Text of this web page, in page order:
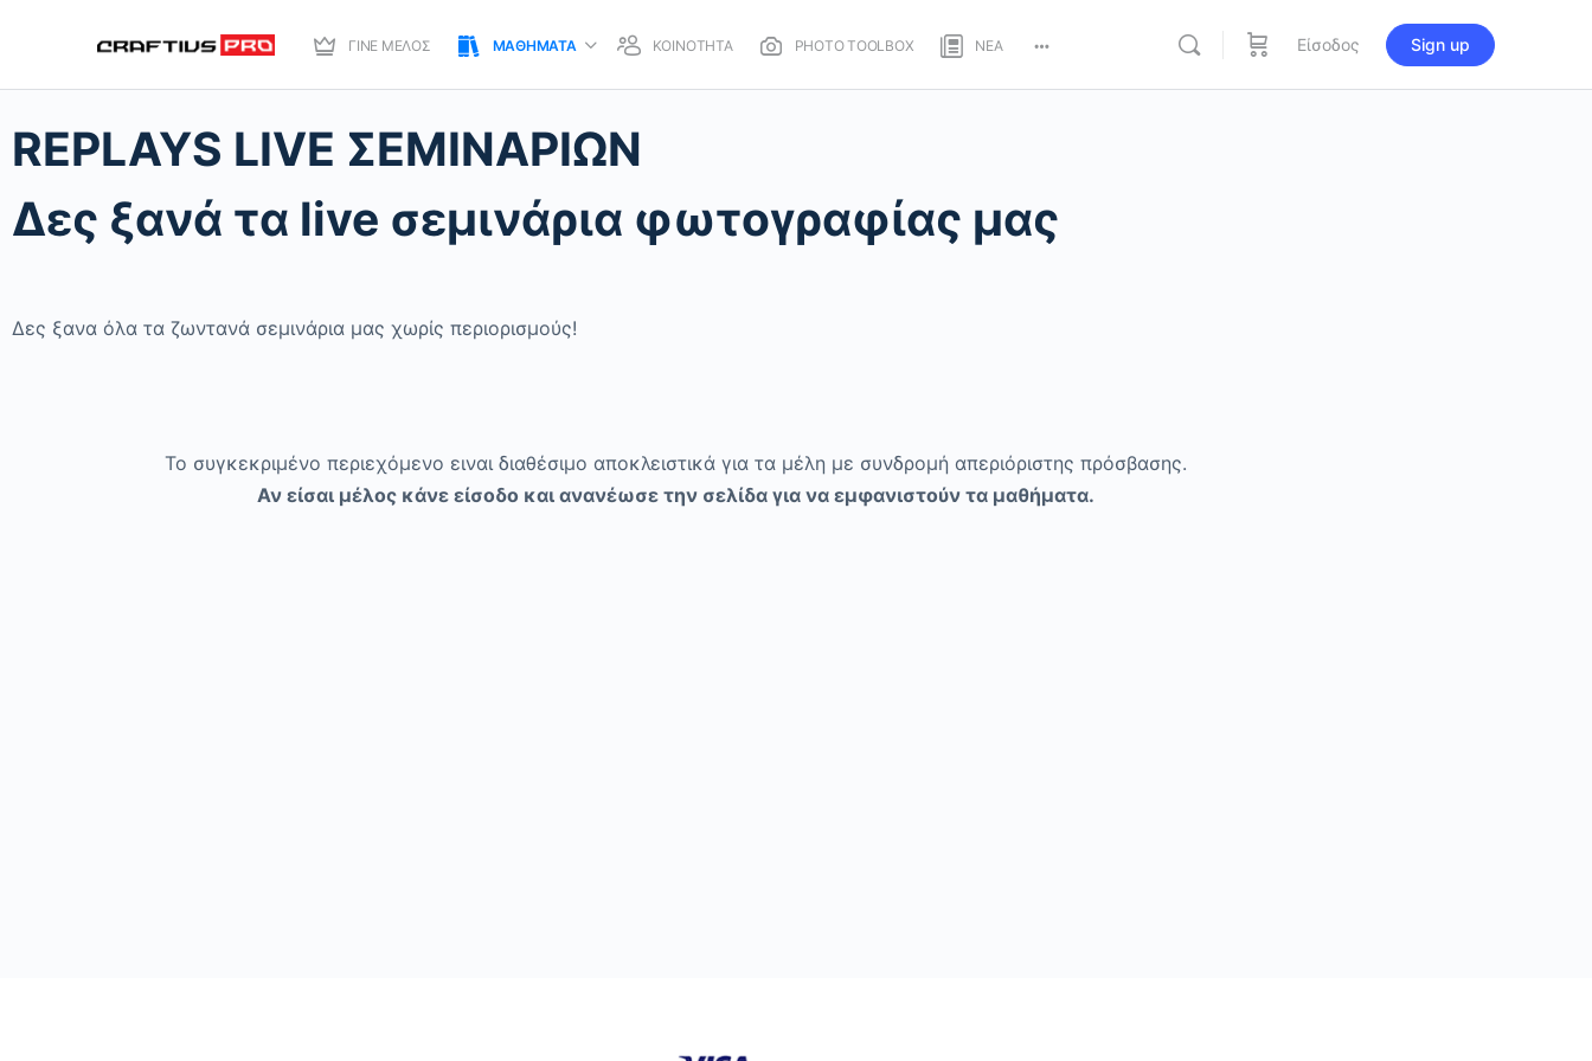
ΓΙΝΕ ΜΕΛΟΣ ΜΑΘΗΜΑΤΑ ΚΟΙΝΟΤΗΤΑ PHOTO TOOLBOX ΝΕΑ Είσοδος Sign up
REPLAYS LIVE ΣΕΜΙΝΑΡΙΩΝ
Δες ξανά τα live σεμινάρια φωτογραφίας μας
Δες ξανα όλα τα ζωντανά σεμινάρια μας χωρίς περιορισμούς!
Το συγκεκριμένο περιεχόμενο ειναι διαθέσιμο αποκλειστικά για τα μέλη με συνδρομή απεριόριστης πρόσβασης.
Αν είσαι μέλος κάνε είσοδο και ανανέωσε την σελίδα για να εμφανιστούν τα μαθήματα.